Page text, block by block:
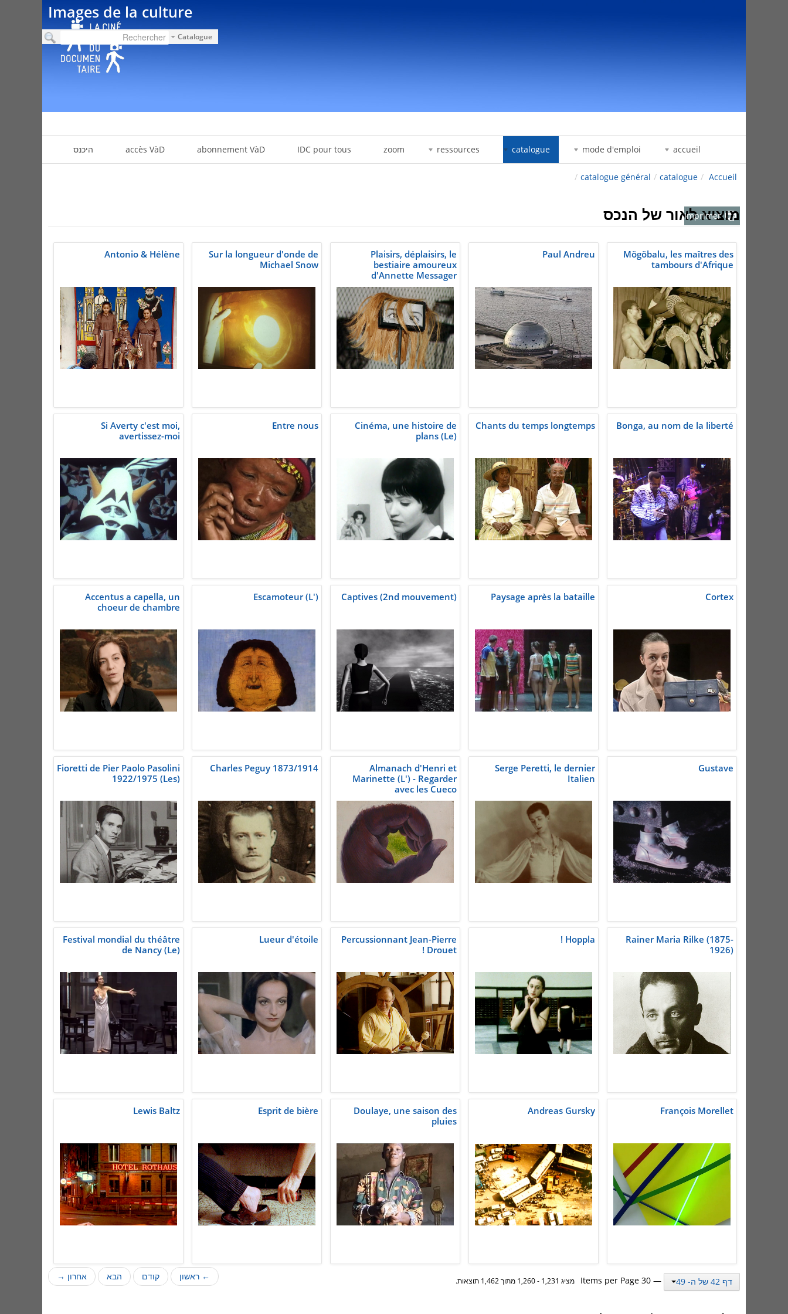
Images de la culture
Catalogue
accueil
mode d'emploi
catalogue
ressources
zoom
IDC pour tous
abonnement VàD
accès VàD היכנס
Accueil
/
catalogue
/
catalogue général
/
מוציא לאור של הנכס
Imprimer
Mögöbalu, les maîtres des
tambours d'Afrique
Paul Andreu
Plaisirs, déplaisirs, le
bestiaire amoureux
d'Annette Messager
Sur la longueur d'onde de
Michael Snow
Antonio & Hélène
Bonga, au nom de la liberté
Chants du temps longtemps
Cinéma, une histoire de
plans (Le)
Entre nous
Si Averty c'est moi,
avertissez-moi
Cortex
Paysage après la bataille
Captives (2nd mouvement)
Escamoteur (L')
Accentus a capella, un
choeur de chambre
Gustave
Serge Peretti, le dernier
Italien
Almanach d'Henri et
Marinette (L') - Regarder
avec les Cueco
Charles Peguy 1873/1914
Fioretti de Pier Paolo Pasolini
1922/1975 (Les)
Rainer Maria Rilke (1875-
1926)
Hoppla !
Percussionnant Jean-Pierre
Drouet !
Lueur d'étoile
Festival mondial du théâtre
de Nancy (Le)
François Morellet
Andreas Gursky
Doulaye, une saison des
pluies
Esprit de bière
Lewis Baltz
דף 42 של ה- 49 — 30 Items per Page מציג 1,231 - 1,260 מתוך 1,462 תוצאות. ← ראשון קודם הבא אחרון →